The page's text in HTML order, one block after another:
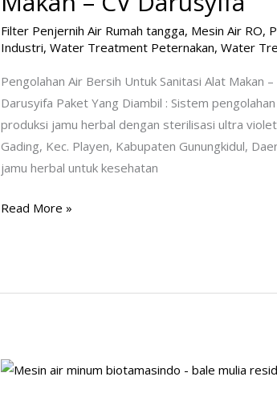
Filter Penjernih Air Rumah tangga, Mesin Air RO,
Industri,Water Treatment Peternakan,Water
Pengolahan Air Bersih Untuk Sanitasi Alat Makan
Darusyifa Paket Yang Diambil : Sistem
produksi jamu herbal dengan sterilisasi ultra
Gading, Kec. Playen, Kabupaten Gunungkidul,
jamu herbal untuk kesehatan
Sanitasi
Alat
Makan
–
CV
Darusyifa
Read More »
Mesin